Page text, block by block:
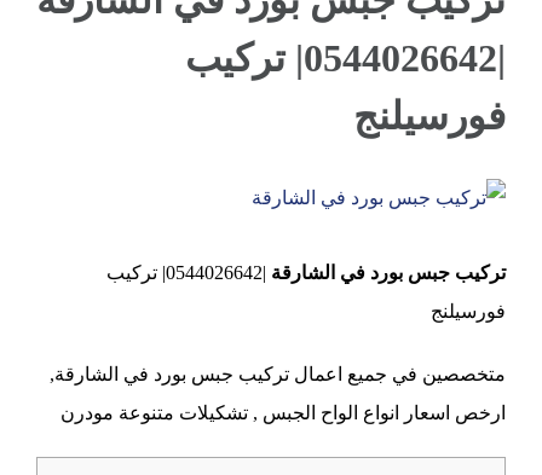
|0544026642| تركيب
فورسيلنج
View
Image
تركيب جبس بورد في الشارقة
|0544026642| تركيب
فورسيلنج
متخصصين في جميع اعمال تركيب جبس بورد في الشارقة,
ارخص اسعار انواع الواح الجبس , تشكيلات متنوعة مودرن